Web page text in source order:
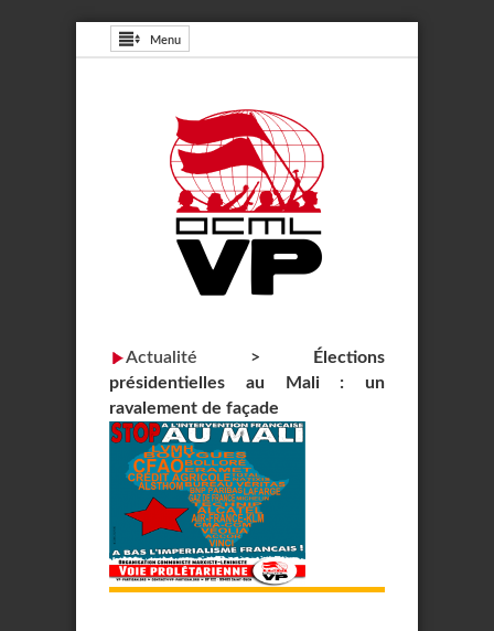
Menu
Actualité >
Élections
présidentielles au Mali : un
ravalement de façade